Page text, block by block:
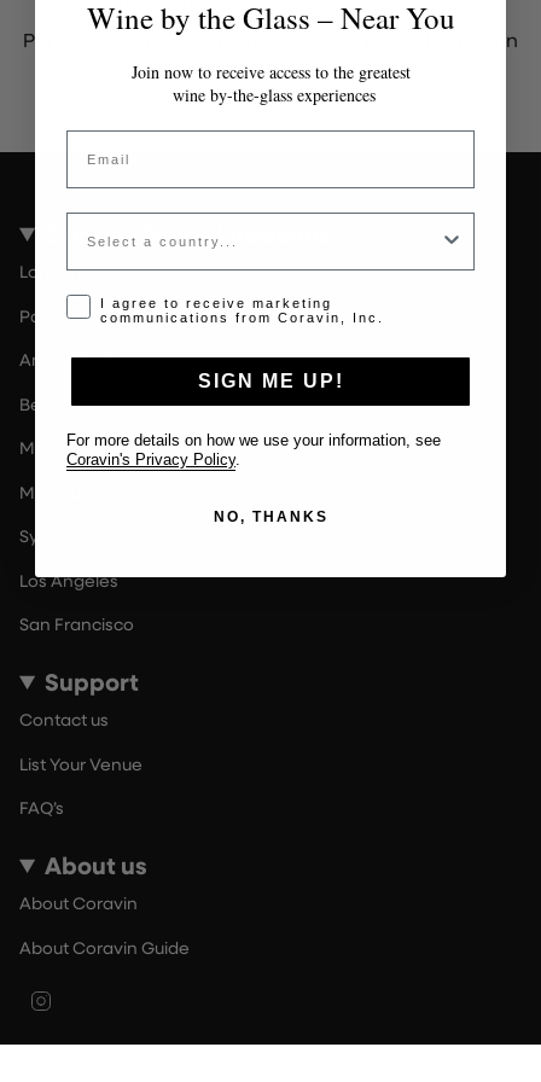
Por favor contacta al administrador para obtener un
token válido.
Coravin Guide Locations
London
Paris
Amsterdam
Berlin
Milan
Melbourne
Sydney
Los Angeles
San Francisco
Support
Contact us
List Your Venue
FAQ’s
About us
About Coravin
About Coravin Guide
Wine by the Glass – Near You
Join now to receive access to the greatest
wine by-the-glass experiences
Email
Country
Opt-in disclaimer
I agree to receive marketing
communications from Coravin, Inc.
SIGN ME UP!
For more details on how we use your information, see
Coravin's Privacy Policy
NO, THANKS